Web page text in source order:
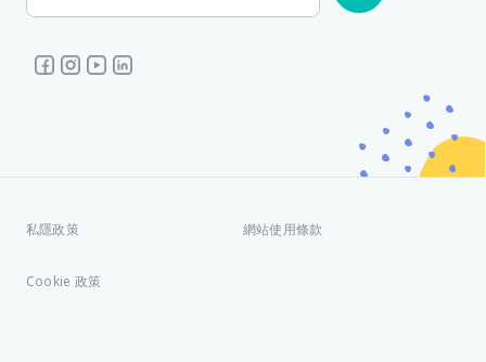
私隱政策 網站使用條款
Cookie 政策